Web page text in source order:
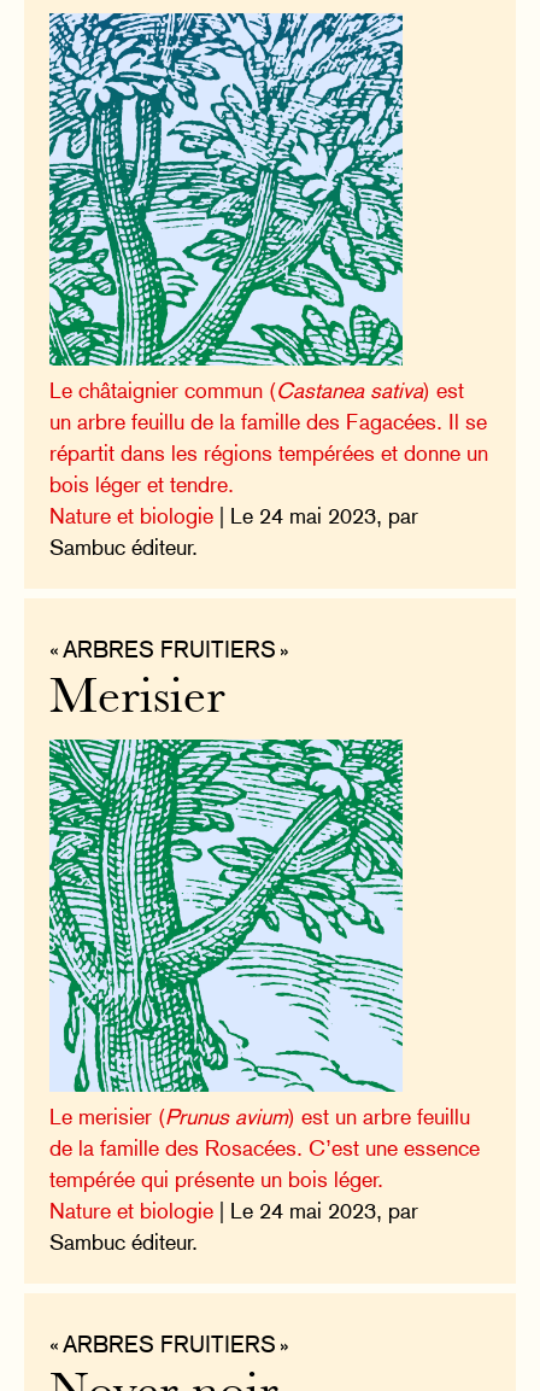
Le châtaignier commun (Castanea sativa) est
un arbre feuillu de la famille des Fagacées. Il se
répartit dans les régions tempérées et donne un
bois léger et tendre.
Nature et biologie | Le 24 mai 2023, par
Sambuc éditeur.
« ARBRES FRUITIERS »
Merisier
Le merisier (Prunus avium) est un arbre feuillu
de la famille des Rosacées. C’est une essence
tempérée qui présente un bois léger.
Nature et biologie | Le 24 mai 2023, par
Sambuc éditeur.
« ARBRES FRUITIERS »